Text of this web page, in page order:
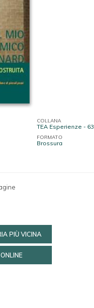
COLLANA
TEA Esperienze - 63
FORMATO
Brossura
PIÙ VICINA